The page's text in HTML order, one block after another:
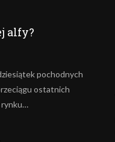
alfy?
pochodnych
ostatnich
rynku…